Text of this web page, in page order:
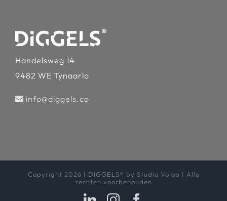
Handelsweg 14
9482 WE Tynaarlo
info@diggels.co
Copyright 2026 | DIGGELS® by Studio Volop | Alle
rechten voorbehouden